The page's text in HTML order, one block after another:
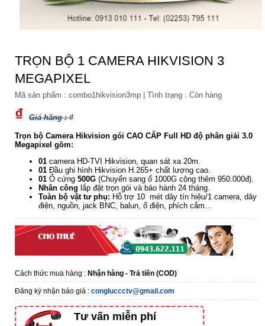
TRỌN BỘ 1 CAMERA HIKVISION 3
MEGAPIXEL
Mã sản phẩm : combo1hikvision3mp | Tình trạng : Còn hàng
₫ Giá hãng : ₫
Trọn bộ Camera Hikvision gói CAO CẤP Full HD độ phân giải 3.0
Megapixel gồm:
01 camera HD-TVI Hikvision, quan sát xa 20m.
01Đầu ghi hình Hikvision H.265+ chất lượng cao.
01Ổ cứng 500G(Chuyển sang ổ 1000G cộng thêm 950.000đ).
Nhân công lắp đặt trọn gói và bảo hành 24 tháng.
Toàn bộ vật tư phụ: Hỗ trợ 10 mét dây tín hiệu/1 camera, dây
điện, nguồn, jack BNC, balun, ổ điện, phích cắm...
Cách thức mua hàng : Nhận hàng - Trả tiền (COD)
Đăng ký nhận báo giá : congluccctv@gmail.com
Tư vấn miễn phí